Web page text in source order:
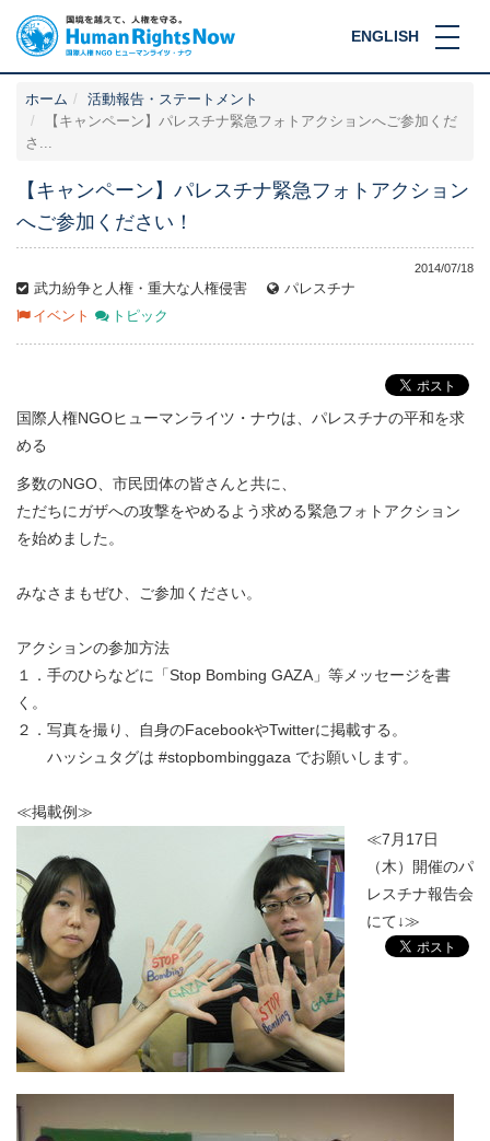
ENGLISH
ホーム
活動報告・ステートメント
【キャンペーン】パレスチナ緊急フォトアクションへご参加くだ
さ...
【キャンペーン】パレスチナ緊急フォトアクション
へご参加ください！
2014/07/18
武力紛争と人権・重大な人権侵害
パレスチナ
イベント
トピック
国際人権NGOヒューマンライツ・ナウは、パレスチナの平和を求
める
多数のNGO、市民団体の皆さんと共に、
ただちにガザへの攻撃をやめるよう求める緊急フォトアクション
を始めました。
みなさまもぜひ、ご参加ください。
アクションの参加方法
１．手のひらなどに「Stop Bombing GAZA」等メッセージを書
く。
２．写真を撮り、自身のFacebookやTwitterに掲載する。
ハッシュタグは #stopbombinggaza でお願いします。
≪掲載例≫
≪7月17日
（木）開催のパ
レスチナ報告会
にて↓≫